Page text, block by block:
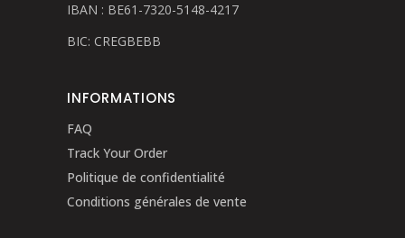
IBAN : BE61-7320-5148-4217
BIC: CREGBEBB
INFORMATIONS
FAQ
Track Your Order
Politique de confidentialité
Conditions générales de vente